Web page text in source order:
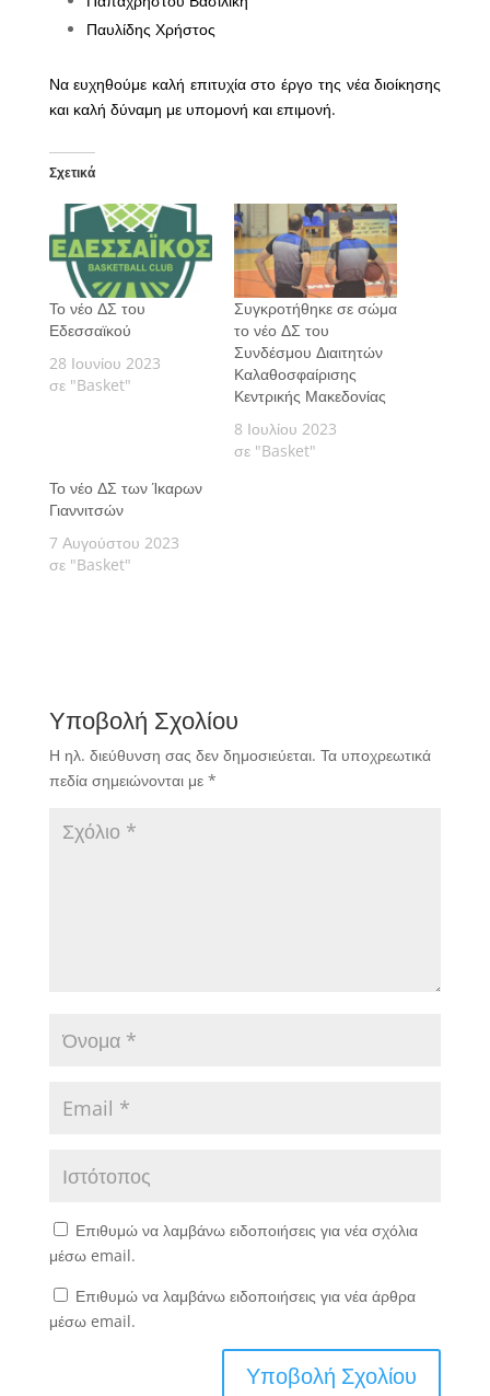
Παυλίδης Χρήστος
Να ευχηθούμε καλή επιτυχία στο έργο της νέα διοίκησης
και καλή δύναμη με υπομονή και επιμονή.
Σχετικά
Το νέο ΔΣ του
Εδεσσαϊκού
28 Ιουνίου 2023
σε "Basket"
Συγκροτήθηκε σε σώμα
το νέο ΔΣ του
Συνδέσμου Διαιτητών
Καλαθοσφαίρισης
Κεντρικής Μακεδονίας
8 Ιουλίου 2023
σε "Basket"
Το νέο ΔΣ των Ίκαρων
Γιαννιτσών
7 Αυγούστου 2023
σε "Basket"
Υποβολή Σχολίου
Η ηλ. διεύθυνση σας δεν δημοσιεύεται. Τα υποχρεωτικά
πεδία σημειώνονται με *
Επιθυμώ να λαμβάνω ειδοποιήσεις για νέα σχόλια
μέσω email.
Επιθυμώ να λαμβάνω ειδοποιήσεις για νέα άρθρα
μέσω email.